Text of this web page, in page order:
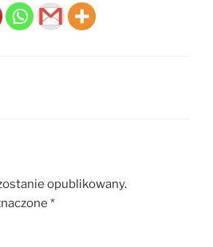
opublikowany.
*